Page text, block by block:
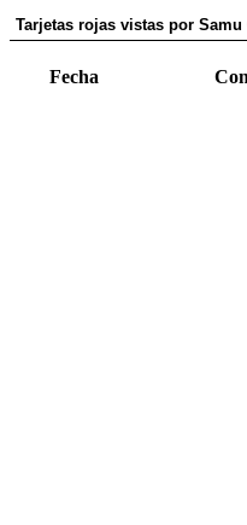
Tarjetas rojas vistas por
Fecha